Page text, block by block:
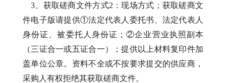
3、获取磋商文件方式2：现场方式；获取磋商文
件电子版请提供①法定代表人委托书、法定代表人
身份证、被委托人身份证；②企业营业执照副本
（三证合一或五证合一）；提供以上材料复印件加
盖单位公章。资料不全或不按要求提交的供应商，
采购人有权拒绝其获取磋商文件。